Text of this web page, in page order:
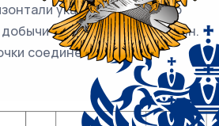
указывается год, по
угля в миллионах тонн.
соединены ломаной